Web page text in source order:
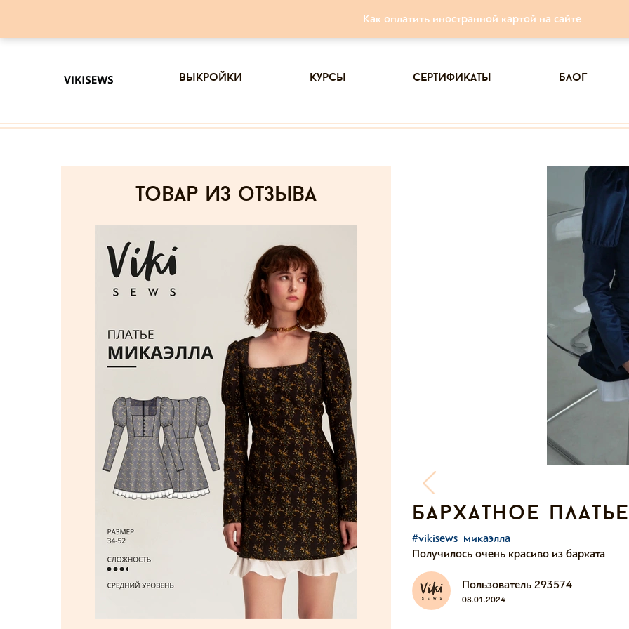
Как оплатить иностранной картой на сайте
выкройки курсы сертификаты блог
товар из отзыва
бархатное платье
#vikisews_микаэлла
Получилось очень красиво из бархата
Пользователь 293574
08.01.2024